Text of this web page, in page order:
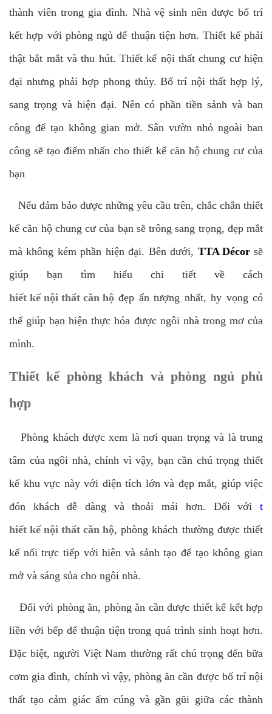
thành viên trong gia đình. Nhà vệ sinh nên được bố trí
kết hợp với phòng ngủ để thuận tiện hơn. Thiết kế phải
thật bắt mắt và thu hút. Thiết kế nội thất chung cư hiện
đại nhưng phải hợp phong thủy. Bố trí nội thất hợp lý,
sang trọng và hiện đại. Nên có phần tiền sảnh và ban
công để tạo không gian mở. Sân vườn nhỏ ngoài ban
công sẽ tạo điểm nhấn cho thiết kế căn hộ chung cư của
bạn
Nếu đảm bảo được những yêu cầu trên, chắc chắn thiết
kế căn hộ chung cư của bạn sẽ trông sang trọng, đẹp mắt
mà không kém phần hiện đại. Bên dưới, TTA Décorsẽ
giúp bạn tìm hiểu chi tiết về cách
hiết kế nội thất căn hộ đẹp ấn tượng nhất, hy vọng có
thể giúp bạn hiện thực hóa được ngôi nhà trong mơ của
mình.
Thiết kế phòng khách và phòng ngủ phù
hợp
Phòng khách được xem là nơi quan trọng và là trung
tâm của ngôi nhà, chính vì vậy, bạn cần chú trọng thiết
kế khu vực này với diện tích lớn và đẹp mắt, giúp việc
đón khách dễ dàng và thoải mái hơn. Đối với t
hiết kế nội thất căn hộ, phòng khách thường được thiết
kế nối trực tiếp với hiên và sảnh tạo để tạo không gian
mở và sáng sủa cho ngôi nhà.
Đối với phòng ăn, phòng ăn cần được thiết kế kết hợp
liền với bếp để thuận tiện trong quá trình sinh hoạt hơn.
Đặc biệt, người Việt Nam thường rất chú trọng đến bữa
cơm gia đình, chính vì vậy, phòng ăn cần được bố trí nội
thất tạo cảm giác ấm cúng và gần gũi giữa các thành